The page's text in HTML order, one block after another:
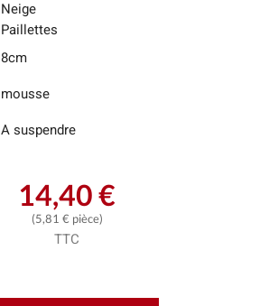
Neige
Paillettes
8cm
mousse
A suspendre
14,40 €
(5,81 € pièce)
TTC